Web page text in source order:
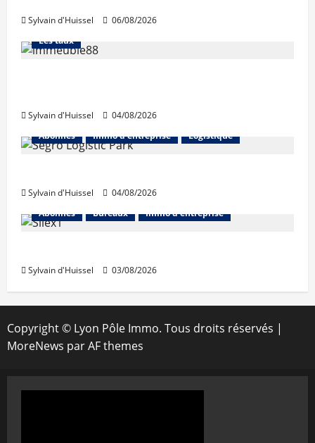
Sylvain d'Huissel 06/08/2026
Abonnés Financement
Les taux
Sylvain d'Huissel
04/08/2026
Abonnés
Immo d'entreprise Logistique
Sylvain d'Huissel
04/08/2026
Abonnés
Bureaux Immo d'entreprise
Sylvain d'Huissel 03/08/2026
Copyright © Lyon Pôle Immo. Tous droits réservés |
MoreNews par AF themes